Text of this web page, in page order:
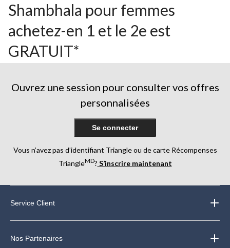
Shambhala pour femmes
achetez-en 1 et le 2e est
GRATUIT*
Ouvrez une session pour consulter vos offres
personnalisées
Se connecter
Vous n’avez pas d’identifiant Triangle ou de carte Récompenses
TriangleMD? S’inscrire maintenant
Service Client
Nos Partenaires